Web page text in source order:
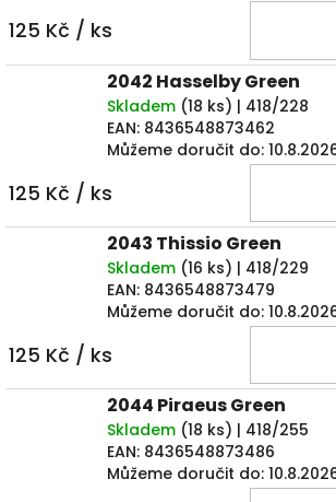
125 Kč / ks
2042 Hasselby Green
Skladem (18 ks) | 418/228
EAN: 8436548873462
Můžeme doručit do:
125 Kč / ks
2043 Thissio Green
Skladem (16 ks) | 418/229
EAN: 8436548873479
Můžeme doručit do:
125 Kč / ks
2044 Piraeus Green
Skladem (18 ks) | 418/255
EAN: 8436548873486
Můžeme doručit do: